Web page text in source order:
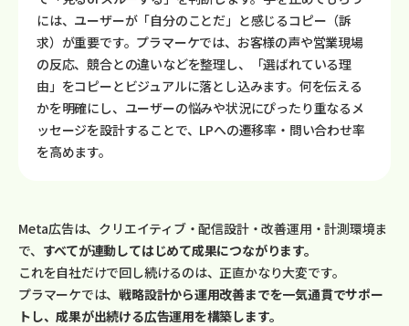
には、ユーザーが「自分のことだ」と感じるコピー（訴
求）が重要です。プラマーケでは、お客様の声や営業現場
の反応、競合との違いなどを整理し、「選ばれている理
由」をコピーとビジュアルに落とし込みます。何を伝える
かを明確にし、ユーザーの悩みや状況にぴったり重なるメ
ッセージを設計することで、LPへの遷移率・問い合わせ率
を高めます。
Meta広告は、クリエイティブ・配信設計・改善運用・計測環境ま
で、 すべてが連動してはじめて成果につながります。
これを自社だけで回し続けるのは、正直かなり大変です。
プラマーケでは、戦略設計から運用改善までを一気通貫でサポー
トし、成果が出続ける広告運用を構築します。